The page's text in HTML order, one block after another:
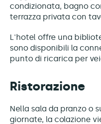
condizionata, bagno
terrazza privata con
L'hotel offre una
sono disponibili la
punto di ricarica per
Ristorazione
Nella sala da pranzo o
giornate, la colazione